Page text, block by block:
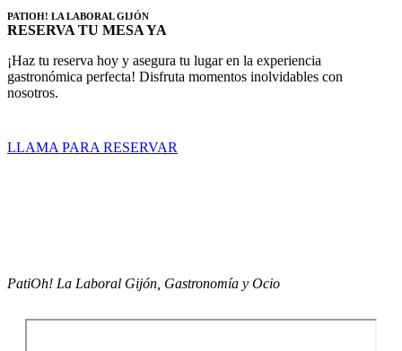
PATIOH! LA LABORAL GIJÓN
RESERVA TU MESA YA
¡Haz tu reserva hoy y asegura tu lugar en la experiencia
gastronómica perfecta! Disfruta momentos inolvidables con
nosotros.
LLAMA PARA RESERVAR
PatiOh! La Laboral Gijón, Gastronomía y Ocio